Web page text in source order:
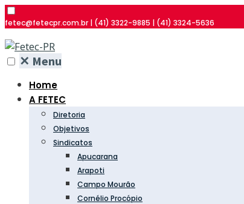
fetec@fetecpr.com.br | (41) 3322-9885 | (41) 3324-5636
✕ Menu
Home
A FETEC
Diretoria
Objetivos
Sindicatos
Apucarana
Arapoti
Campo Mourão
Cornélio Procópio